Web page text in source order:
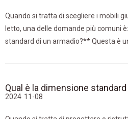
Quando si tratta di scegliere i mobili
letto, una delle domande più comuni
standard di un armadio?** Questa è
Qual è la dimensione
2024 11-08